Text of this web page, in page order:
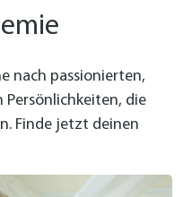
nach passionierten,
die
Finde jetzt deinen